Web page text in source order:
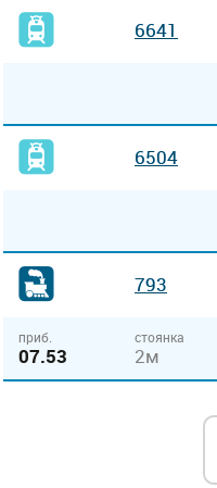
6641
6504
793
приб.
07.53
стоянка
2м